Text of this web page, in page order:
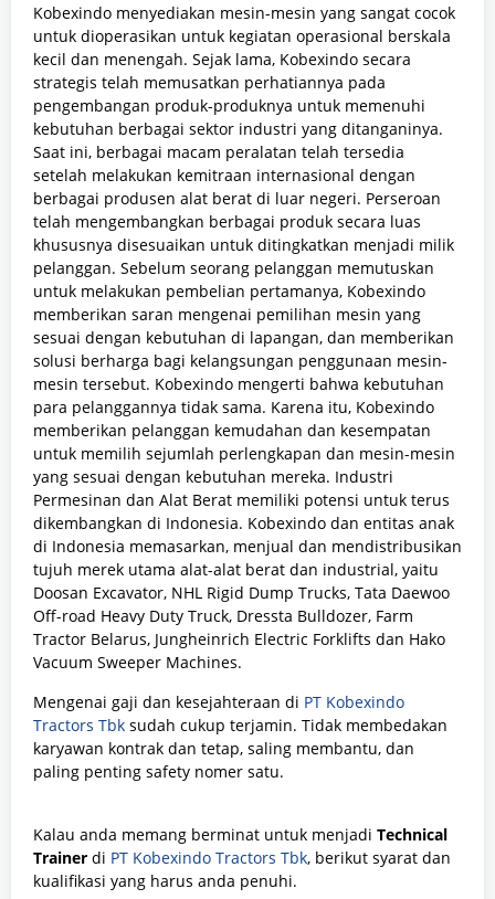
Kobexindo menyediakan mesin-mesin yang sangat cocok
untuk dioperasikan untuk kegiatan operasional berskala
kecil dan menengah. Sejak lama, Kobexindo secara
strategis telah memusatkan perhatiannya pada
pengembangan produk-produknya untuk memenuhi
kebutuhan berbagai sektor industri yang ditanganinya.
Saat ini, berbagai macam peralatan telah tersedia
setelah melakukan kemitraan internasional dengan
berbagai produsen alat berat di luar negeri. Perseroan
telah mengembangkan berbagai produk secara luas
khususnya disesuaikan untuk ditingkatkan menjadi milik
pelanggan. Sebelum seorang pelanggan memutuskan
untuk melakukan pembelian pertamanya, Kobexindo
memberikan saran mengenai pemilihan mesin yang
sesuai dengan kebutuhan di lapangan, dan memberikan
solusi berharga bagi kelangsungan penggunaan mesin-
mesin tersebut. Kobexindo mengerti bahwa kebutuhan
para pelanggannya tidak sama. Karena itu, Kobexindo
memberikan pelanggan kemudahan dan kesempatan
untuk memilih sejumlah perlengkapan dan mesin-mesin
yang sesuai dengan kebutuhan mereka. Industri
Permesinan dan Alat Berat memiliki potensi untuk terus
dikembangkan di Indonesia. Kobexindo dan entitas anak
di Indonesia memasarkan, menjual dan mendistribusikan
tujuh merek utama alat-alat berat dan industrial, yaitu
Doosan Excavator, NHL Rigid Dump Trucks, Tata Daewoo
Off-road Heavy Duty Truck, Dressta Bulldozer, Farm
Tractor Belarus, Jungheinrich Electric Forklifts dan Hako
Vacuum Sweeper Machines.
Mengenai gaji dan kesejahteraan di PT Kobexindo
Tractors Tbk sudah cukup terjamin. Tidak membedakan
karyawan kontrak dan tetap, saling membantu, dan
paling penting safety nomer satu.
Kalau anda memang berminat untuk menjadi Technical
Trainer di PT Kobexindo Tractors Tbk, berikut syarat dan
kualifikasi yang harus anda penuhi.